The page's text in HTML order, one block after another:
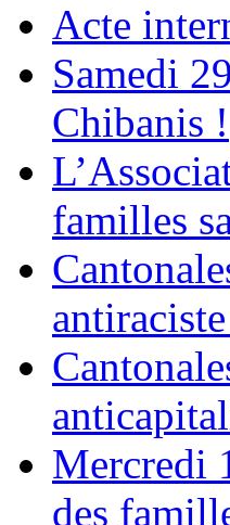
Acte
Samedi
Chibanis !
familles
Mercredi
des